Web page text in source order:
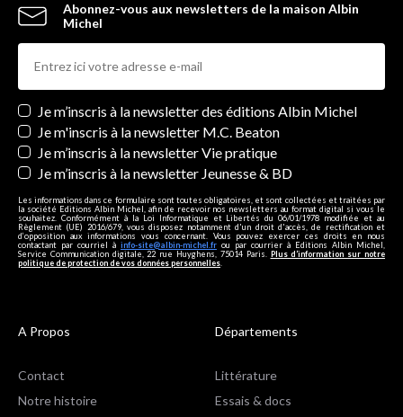
Abonnez-vous aux newsletters de la maison Albin
Michel
Newsletters
Je m’inscris à la newsletter des éditions Albin Michel
Je m'inscris à la newsletter M.C. Beaton
Je m’inscris à la newsletter Vie pratique
Je m’inscris à la newsletter Jeunesse & BD
Les informations dans ce formulaire sont toutes obligatoires, et sont collectées et traitées par
la société Editions Albin Michel, afin de recevoir nos newsletters au format digital si vous le
souhaitez. Conformément à la Loi Informatique et Libertés du 06/01/1978 modifiée et au
Règlement (UE) 2016/679, vous disposez notamment d'un droit d'accès, de rectification et
d’opposition aux informations vous concernant. Vous pouvez exercer ces droits en nous
contactant par courriel à info-site@albin-michel.fr ou par courrier à Editions Albin Michel,
Service Communication digitale, 22 rue Huyghens, 75014 Paris. Plus d’information sur notre
politique de protection de vos données personnelles
A Propos
Contact
Notre histoire
Départements
Littérature
Essais & docs